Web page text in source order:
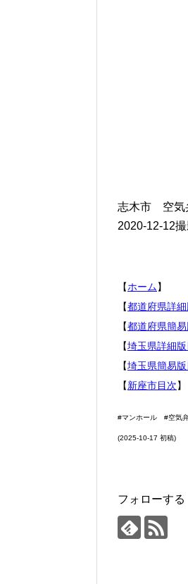
志木市 空気
2020-12-12撮
【ホーム】
【都道府県詳
【都道府県簡
【埼玉県詳細
【埼玉県簡易
【新座市目次】
#マンホール #空気
(2025-10-17 初稿)
フォローする